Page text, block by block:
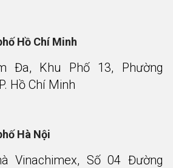
Hồ Chí Minh
Đa, Khu Phố 13, Phường
Hồ Chí Minh
Hà Nội
Vinachimex, Số 04 Đường